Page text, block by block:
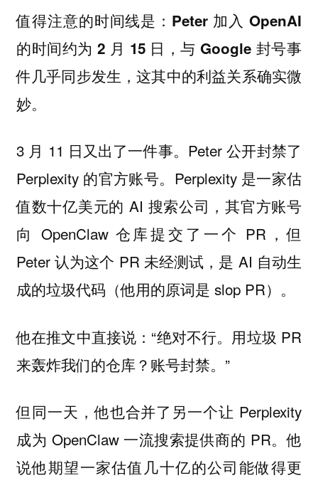
值得注意的时间线是： Peter 加入 OpenAI
的时间约为 2 月 15 日，与 Google 封号事
件几乎同步发生，这其中的利益关系确实微
妙。
3 月 11 日又出了一件事。Peter 公开封禁了
Perplexity 的官方账号。Perplexity 是一家估
值数十亿美元的 AI 搜索公司，其官方账号
向 OpenClaw 仓库提交了一个 PR，但
Peter 认为这个 PR 未经测试，是 AI 自动生
成的垃圾代码（他用的原词是 slop PR）。
他在推文中直接说：“绝对不行。用垃圾 PR
来轰炸我们的仓库？账号封禁。”
但同一天，他也合并了另一个让 Perplexity
成为 OpenClaw 一流搜索提供商的 PR。他
说他期望一家估值几十亿的公司能做得更